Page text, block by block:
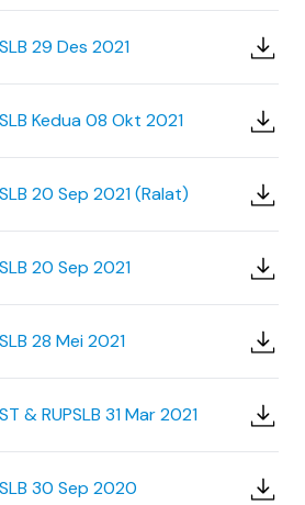
29 Des 2021
Kedua 08 Okt 2021
20 Sep 2021 (Ralat)
20 Sep 2021
28 Mei 2021
& RUPSLB 31 Mar 2021
30 Sep 2020